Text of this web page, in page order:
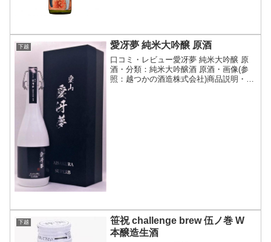
下越 愛冴夢 純米大吟醸 原酒
口コミ・レビュー愛冴夢 純米大吟醸 原
酒・分類：純米大吟醸酒 原酒・画像(参
照：越つかの酒造株式会社)商品説明・特
下越
笹祝 challenge brew 伍ノ巻 W
本醸造生酒